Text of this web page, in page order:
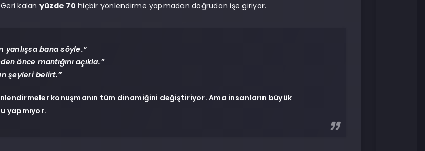
kalan yüzde 70 hiçbir yönlendirme yapmadan doğrudan işe giriyor.
yanlışsa bana söyle.”
önce mantığını açıkla.”
şeyleri belirt.”
konuşmanın tüm dinamiğini değiştiriyor. Ama insanların büyük
yapmıyor.